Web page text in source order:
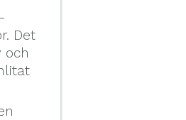
Det
och